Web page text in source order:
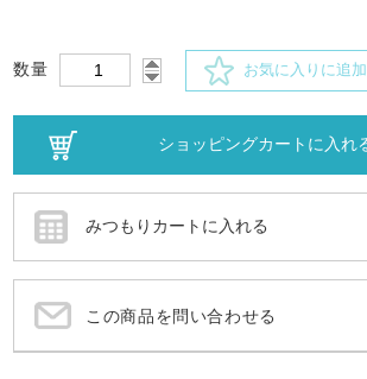
数量 お気に入りに追加
この商品を問い合わせる